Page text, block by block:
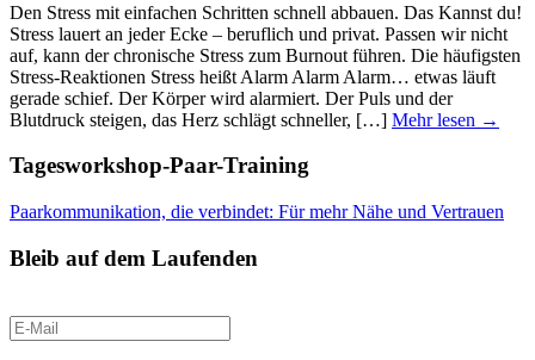
Den Stress mit einfachen Schritten schnell abbauen. Das Kannst du!
Stress lauert an jeder Ecke – beruflich und privat. Passen wir nicht
auf, kann der chronische Stress zum Burnout führen. Die häufigsten
Stress-Reaktionen Stress heißt Alarm Alarm Alarm… etwas läuft
gerade schief. Der Körper wird alarmiert. Der Puls und der
Blutdruck steigen, das Herz schlägt schneller, […] Mehr lesen →
Tagesworkshop-Paar-Training
Paarkommunikation, die verbindet: Für mehr Nähe und Vertrauen
Bleib auf dem Laufenden